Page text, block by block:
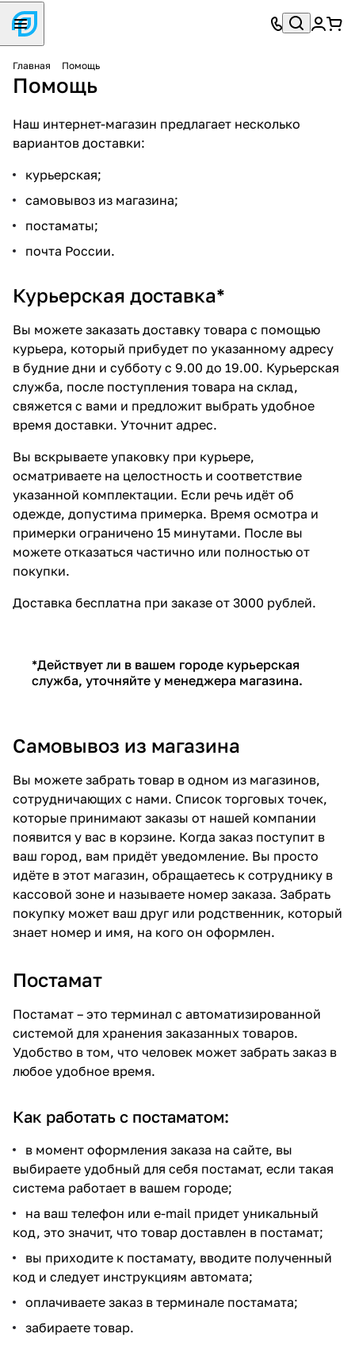
Главная Помощь
Помощь
Наш интернет-магазин предлагает несколько
вариантов доставки:
курьерская;
самовывоз из магазина;
постаматы;
почта России.
Курьерская доставка*
Вы можете заказать доставку товара с помощью
курьера, который прибудет по указанному адресу
в будние дни и субботу с 9.00 до 19.00. Курьерская
служба, после поступления товара на склад,
свяжется с вами и предложит выбрать удобное
время доставки. Уточнит адрес.
Вы вскрываете упаковку при курьере,
осматриваете на целостность и соответствие
указанной комплектации. Если речь идёт об
одежде, допустима примерка. Время осмотра и
примерки ограничено 15 минутами. После вы
можете отказаться частично или полностью от
покупки.
Доставка бесплатна при заказе от 3000 рублей.
*Действует ли в вашем городе курьерская
служба, уточняйте у менеджера магазина.
Самовывоз из магазина
Вы можете забрать товар в одном из магазинов,
сотрудничающих с нами. Список торговых точек,
которые принимают заказы от нашей компании
появится у вас в корзине. Когда заказ поступит в
ваш город, вам придёт уведомление. Вы просто
идёте в этот магазин, обращаетесь к сотруднику в
кассовой зоне и называете номер заказа. Забрать
покупку может ваш друг или родственник, который
знает номер и имя, на кого он оформлен.
Постамат
Постамат – это терминал с автоматизированной
системой для хранения заказанных товаров.
Удобство в том, что человек может забрать заказ в
любое удобное время.
Как работать с постаматом:
в момент оформления заказа на сайте, вы
выбираете удобный для себя постамат, если такая
система работает в вашем городе;
на ваш телефон или e-mail придет уникальный
код, это значит, что товар доставлен в постамат;
вы приходите к постамату, вводите полученный
код и следует инструкциям автомата;
оплачиваете заказ в терминале постамата;
забираете товар.